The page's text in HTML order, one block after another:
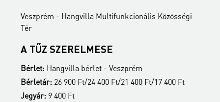
Veszprém - Hangvilla Multifunkcionális Közösségi
Tér
A TŰZ SZERELMESE
Bérlet: Hangvilla bérlet - Veszprém
Bérletár: 26 900 Ft/24 400 Ft/21 400 Ft/17 400 Ft
Jegyár: 9 400 Ft